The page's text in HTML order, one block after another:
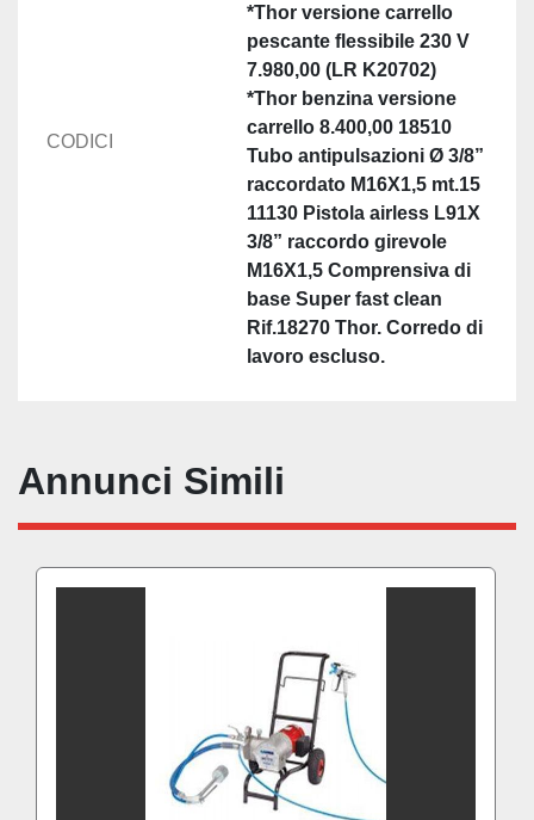
CODICI
*Thor versione carrello
pescante flessibile 230 V
7.980,00 (LR K20702)
*Thor benzina versione
carrello 8.400,00 18510
Tubo antipulsazioni Ø 3/8”
raccordato M16X1,5 mt.15
11130 Pistola airless L91X
3/8” raccordo girevole
M16X1,5 Comprensiva di
base Super fast clean
Rif.18270 Thor. Corredo di
lavoro escluso.
Annunci Simili